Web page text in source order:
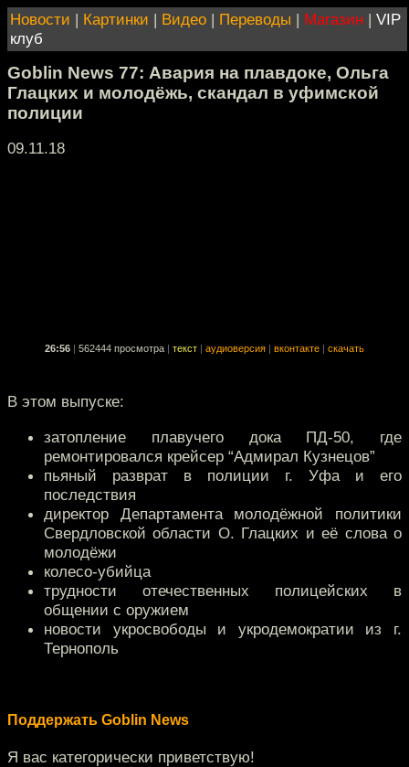
Новости | Картинки | Видео | Переводы | Магазин | VIP
клуб
Goblin News 77: Авария на плавдоке, Ольга
Глацких и молодёжь, скандал в уфимской
полиции
09.11.18
26:56 562444 просмотра текст аудиоверсия вконтакте скачать
В этом выпуске:
затопление плавучего дока ПД-50, где
ремонтировался крейсер “Адмирал Кузнецов”
пьяный разврат в полиции г. Уфа и его
последствия
директор Департамента молодёжной политики
Свердловской области О. Глацких и её слова о
молодёжи
колесо-убийца
трудности отечественных полицейских в
общении с оружием
новости укросвободы и укродемократии из г.
Тернополь
Поддержать Goblin News
Я вас категорически приветствую!